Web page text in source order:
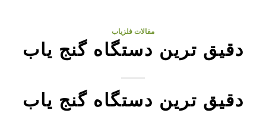
مقالات فلزیاب
دقیق ترین دستگاه گنج یاب
دقیق ترین دستگاه گنج یاب